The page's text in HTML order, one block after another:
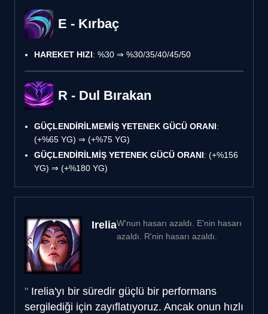
E - Kırbaç
HAREKET HIZI: %30 ⇒ %30/35/40/45/50
R - Dul Bırakan
GÜÇLENDİRİLMEMİŞ YETENEK GÜCÜ ORANI:
(+%65 YG) ⇒ (+%75 YG)
GÜÇLENDİRİLMİŞ YETENEK GÜCÜ ORANI: (+%156
YG) ⇒ (+%180 YG)
IreliaW'nun hasarı azaldı. E'nin hasarı
azaldı. R'nin hasarı azaldı.
Irelia'yı bir süredir güçlü bir performans
sergilediği için zayıflatıyoruz. Ancak onun hızlı